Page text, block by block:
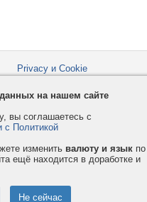
Privacy и Cookie
Форумы
на нашем сайте
вы соглашаетесь с
с Политикой
изменить валюту и язык по
ещё находится в доработке и